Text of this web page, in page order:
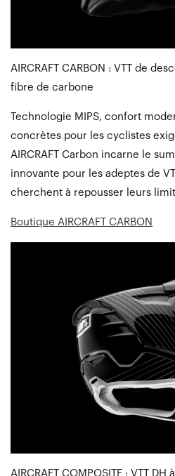
AIRCRAFT CARBON : VTT de
fibre de carbone
Technologie MIPS, confort
concrètes pour les cyclistes
AIRCRAFT Carbon incarne le
innovante pour les adeptes de
cherchent à repousser leurs
Boutique AIRCRAFT CARBON
AIRCRAFT COMPOSITE : VTT